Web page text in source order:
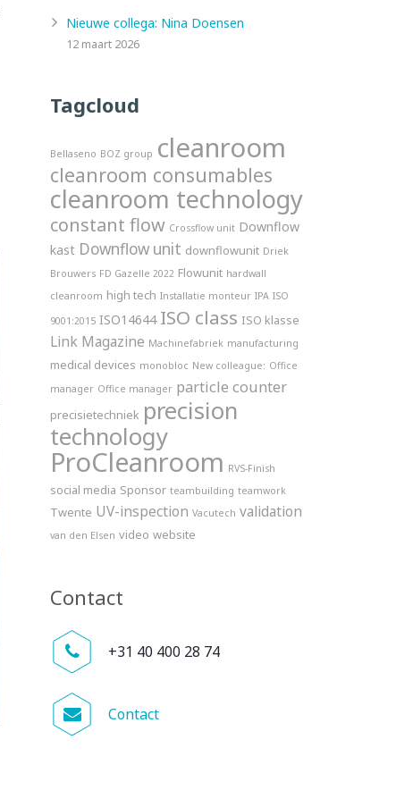
Nieuwe collega: Nina Doensen
12 maart 2026
Tagcloud
Bellaseno BOZ group cleanroom
cleanroom consumables
cleanroom technology
constant flow Crossflow unit Downflow
kast Downflow unit downflowunit Driek
Brouwers FD Gazelle 2022 Flowunit hardwall
cleanroom high tech Installatie monteur IPA ISO
9001:2015 ISO14644 ISO class ISO klasse
Link Magazine Machinefabriek manufacturing
medical devices monobloc New colleague: Office
manager Office manager particle counter
precisietechniek precision
technology
ProCleanroom RVS-Finish
social media Sponsor teambuilding teamwork
Twente UV-inspection Vacutech validation
van den Elsen video website
Contact
+31 40 400 28 74
Contact